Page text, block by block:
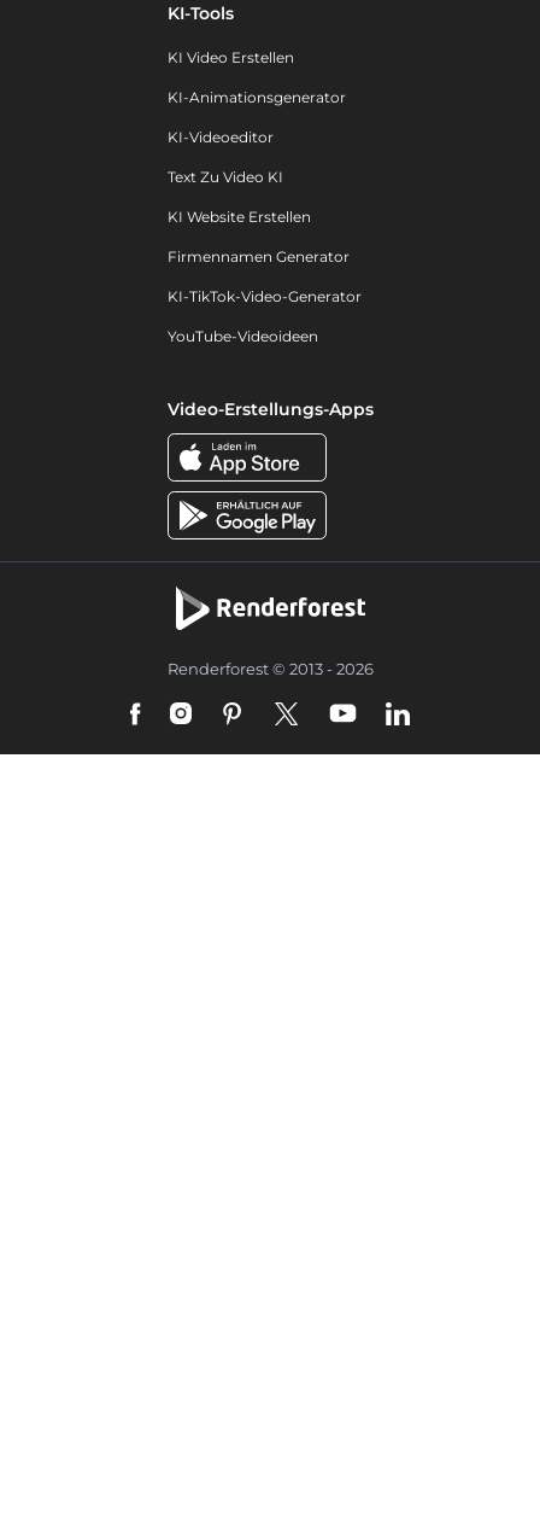
KI-Tools
KI Video Erstellen
KI-Animationsgenerator
KI-Videoeditor
Text Zu Video KI
KI Website Erstellen
Firmennamen Generator
KI-TikTok-Video-Generator
YouTube-Videoideen
Video-Erstellungs-Apps
Renderforest © 2013 - 2026